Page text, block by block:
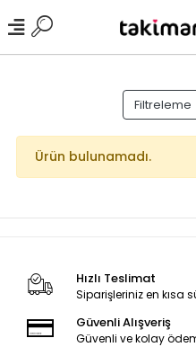
Filtreleme
Ürün bulunamadı.
Hızlı Teslimat
Siparişleriniz en kısa
Güvenli Alışveriş
Güvenli ve kolay